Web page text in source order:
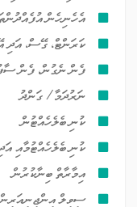
އެހެނިހެން
ކަރަންޓް، ގޭސް،
ފެން ނެގުން، ފެން
ނަރުދަމާ/ ގަންދު
ކުނި ބެލެހެއްޓުން
ކުނި ބެލެހެއްޓުމާއި
އިމާރާތް ބިނާކުރުން
ސިވިލް